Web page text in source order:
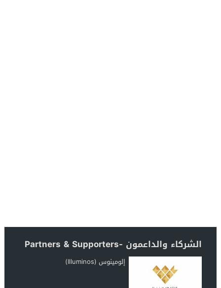
الشركاء والداعمون -Partners & Supporters
إلومينوس (Illuminos)